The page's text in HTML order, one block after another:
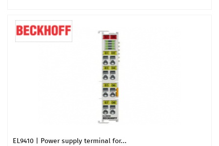
EL9410 | Power supply terminal for...